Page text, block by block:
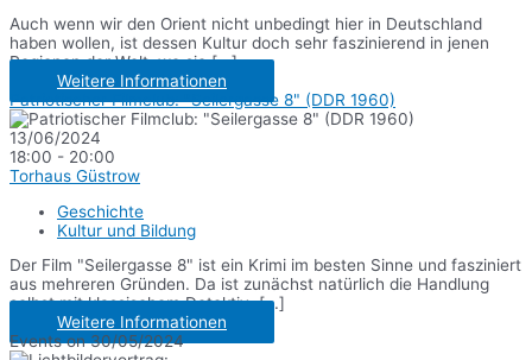
Auch wenn wir den Orient nicht unbedingt hier in Deutschland
haben wollen, ist dessen Kultur doch sehr faszinierend in jenen
Regionen der Welt, wo sie [...]
Weitere Informationen
Patriotischer Filmclub: "Seilergasse 8" (DDR 1960)
13/06/2024
18:00 - 20:00
Torhaus Güstrow
Geschichte
Kultur und Bildung
Der Film "Seilergasse 8" ist ein Krimi im besten Sinne und fasziniert
aus mehreren Gründen. Da ist zunächst natürlich die Handlung
selbst mit klassischem Detektiv, [...]
Weitere Informationen
Events on 30/05/2024